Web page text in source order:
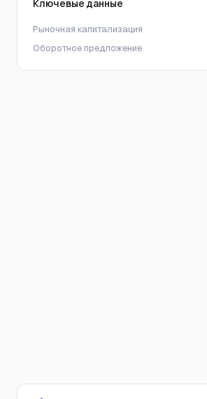
Ключевые данные
Рыночная капитализация
Оборотное предложение